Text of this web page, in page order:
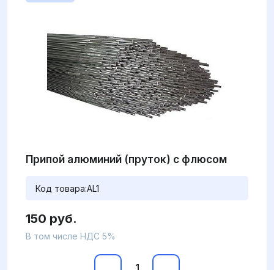
Припой алюминий (пруток) с флюсом
Код товара:AL1
150 руб.
В том числе НДС 5%